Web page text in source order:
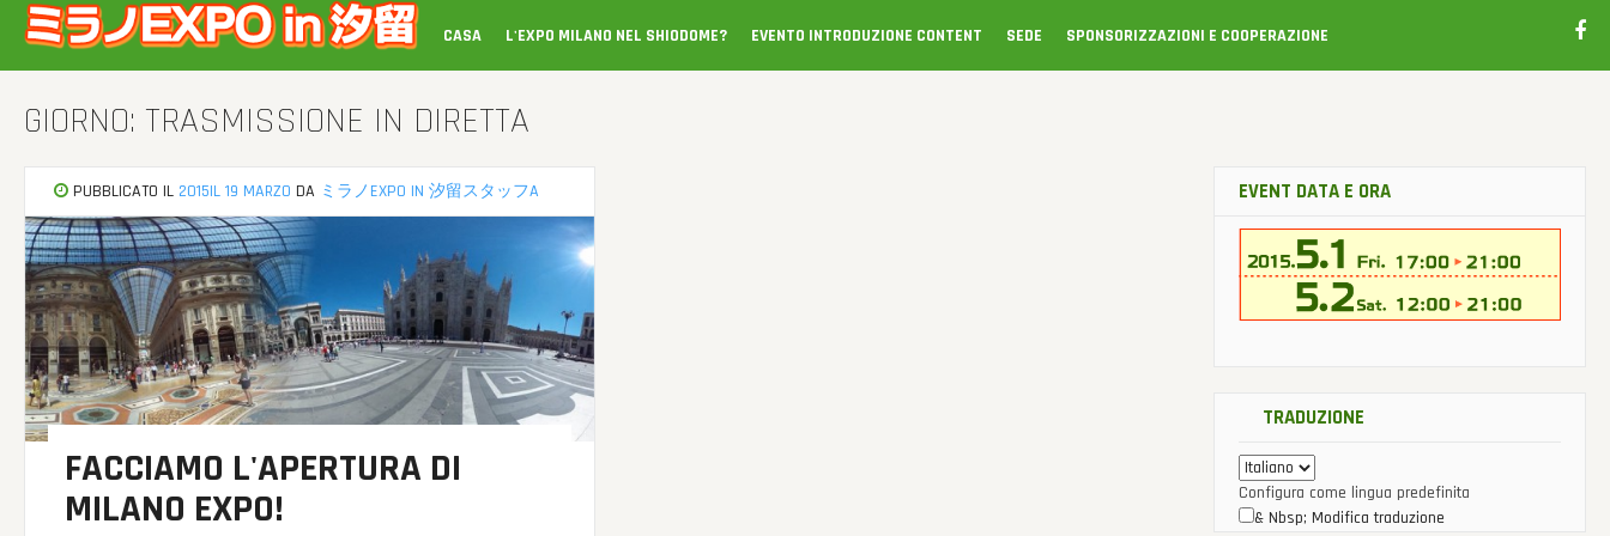
CASA L'EXPO MILANO NEL SHIODOME? EVENTO INTRODUZIONE CONTENT SEDE SPONSORIZZAZIONI E COOPERAZIONE
GIORNO: TRASMISSIONE IN DIRETTA
PUBBLICATO IL 2015IL 19 MARZO DA ミラノEXPO IN 汐留スタッフA
FACCIAMO L'APERTURA DI
MILANO EXPO!
EVENT DATA E ORA
TRADUZIONE
Configura come lingua predefinita
& Nbsp; Modifica traduzione